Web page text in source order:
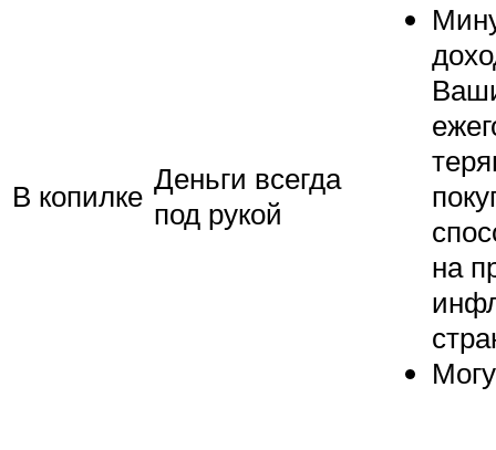
В копилке Деньги всегда
под рукой
на